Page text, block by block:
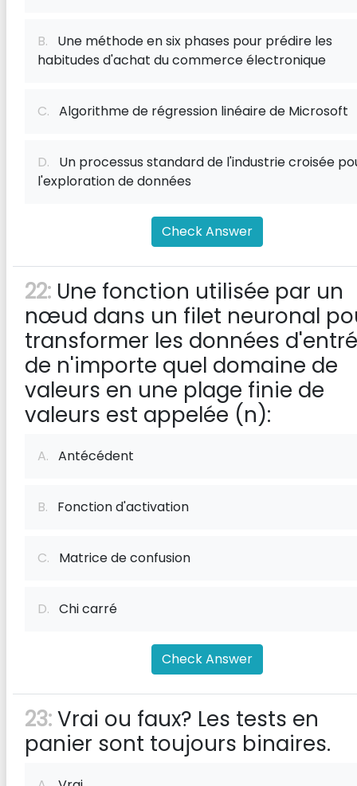
B. Une méthode en six phases pour prédire les
habitudes d'achat du commerce électronique
C. Algorithme de régression linéaire de Microsoft
D. Un processus standard de l'industrie croisée
l'exploration de données
Check Answer
22: Une fonction utilisée par un
nœud dans un filet neuronal
transformer les données
de n'importe quel domaine de
valeurs en une plage finie de
valeurs est appelée (n):
A. Antécédent
B. Fonction d'activation
C. Matrice de confusion
D. Chi carré
Check Answer
23:Vrai ou faux? Les tests en
panier sont toujours binaires.